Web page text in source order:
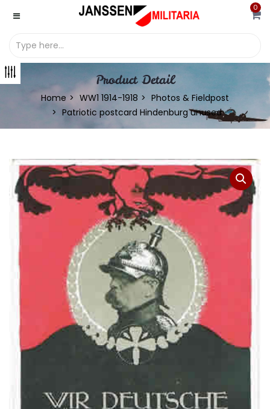
0
Product Detail
Home WW1 1914-1918
Photos & Fieldpost
Patriotic postcard Hindenburg unused